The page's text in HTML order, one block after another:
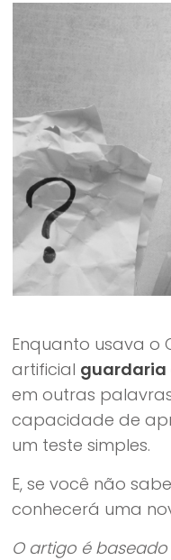
Enquanto usava o
artificial guardaria
em outras
capacidade de
um teste simples.
E, se você não
conhecerá uma
O artigo é